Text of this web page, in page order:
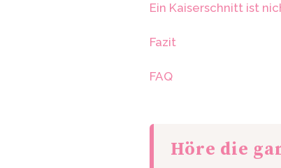
Ein Kaiserschnitt ist
Fazit
FAQ
Höre die